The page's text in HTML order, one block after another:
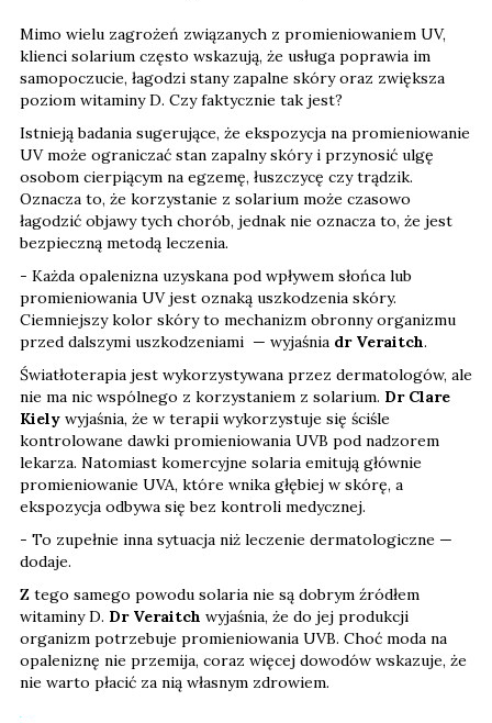
Mimo wielu zagrożeń związanych z promieniowaniem UV,
klienci solarium często wskazują, że usługa poprawia im
samopoczucie, łagodzi stany zapalne skóry oraz zwiększa
poziom witaminy D. Czy faktycznie tak jest?
Istnieją badania sugerujące, że ekspozycja na promieniowanie
UV może ograniczać stan zapalny skóry i przynosić ulgę
osobom cierpiącym na egzemę, łuszczycę czy trądzik.
Oznacza to, że korzystanie z solarium może czasowo
łagodzić objawy tych chorób, jednak nie oznacza to, że jest
bezpieczną metodą leczenia.
- Każda opalenizna uzyskana pod wpływem słońca lub
promieniowania UV jest oznaką uszkodzenia skóry.
Ciemniejszy kolor skóry to mechanizm obronny organizmu
przed dalszymi uszkodzeniami — wyjaśnia dr Veraitch.
Światłoterapia jest wykorzystywana przez dermatologów, ale
nie ma nic wspólnego z korzystaniem z solarium. Dr Clare
Kiely wyjaśnia, że w terapii wykorzystuje się ściśle
kontrolowane dawki promieniowania UVB pod nadzorem
lekarza. Natomiast komercyjne solaria emitują głównie
promieniowanie UVA, które wnika głębiej w skórę, a
ekspozycja odbywa się bez kontroli medycznej.
- To zupełnie inna sytuacja niż leczenie dermatologiczne —
dodaje.
Z tego samego powodu solaria nie są dobrym źródłem
witaminy D. Dr Veraitch wyjaśnia, że do jej produkcji
organizm potrzebuje promieniowania UVB. Choć moda na
opaleniznę nie przemija, coraz więcej dowodów wskazuje, że
nie warto płacić za nią własnym zdrowiem.